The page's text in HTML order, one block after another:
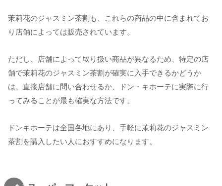
茉莉花のジャスミン茶割も、これらの商品の中に含まれてお
り店舗によっては販売されています。
ただし、店舗によって取り扱い商品が異なるため、特定の店
舗で茉莉花のジャスミン茶割が確実に入手できるかどうか
は、直接店舗に問い合わせるか、ドン・キホーテに実際に行
ってみることが最も確実な方法です。
ドンキホーテは全国各地にあり、手軽に茉莉花のジャスミン
茶割を購入したい人におすすめになります。